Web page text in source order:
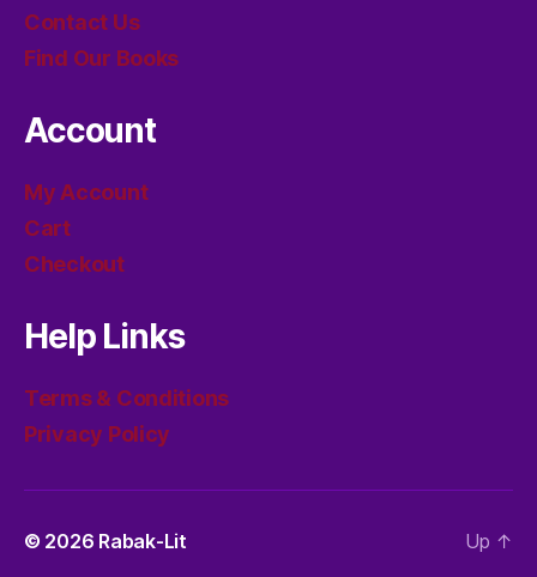
Contact Us
Find Our Books
Account
My Account
Cart
Checkout
Help Links
Terms & Conditions
Privacy Policy
© 2026 Rabak-Lit
Up ↑